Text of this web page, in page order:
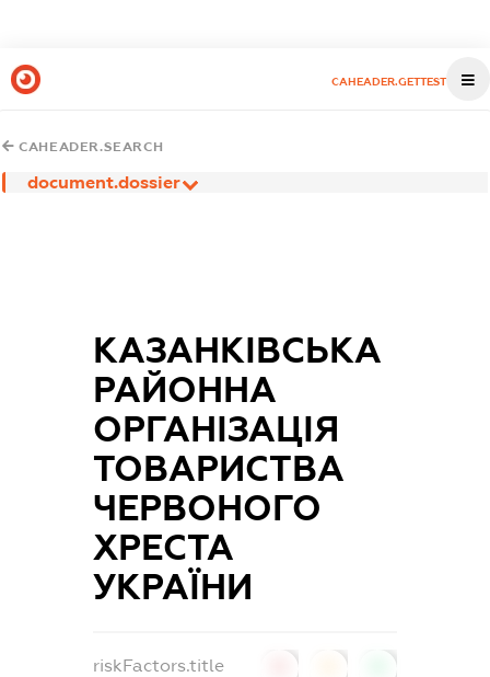
CAHEADER.GETTEST
CAHEADER.SEARCH
document.dossier
КАЗАНКІВСЬКА
РАЙОННА
ОРГАНІЗАЦІЯ
ТОВАРИСТВА
ЧЕРВОНОГО
ХРЕСТА
УКРАЇНИ
riskFactors.title